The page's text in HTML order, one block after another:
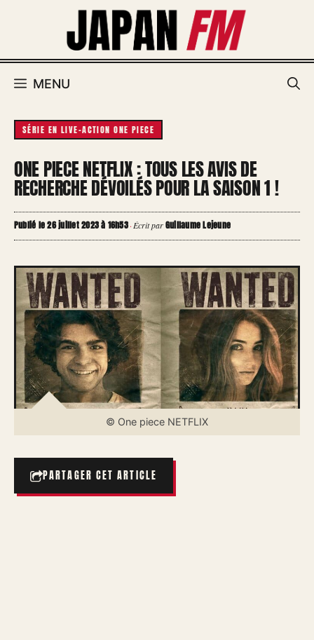
MENU
SÉRIE EN LIVE-ACTION ONE PIECE
ONE PIECE NETFLIX : TOUS LES AVIS DE
RECHERCHE DÉVOILÉS POUR LA SAISON 1 !
Publié le 26 juillet 2023 à 16h53·Écrit parGuillaume Lejeune
© One piece NETFLIX
PARTAGER CET ARTICLE